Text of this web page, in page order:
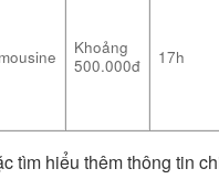
Khoảng
500.000đ
17h
tìm hiểu thêm thông tin